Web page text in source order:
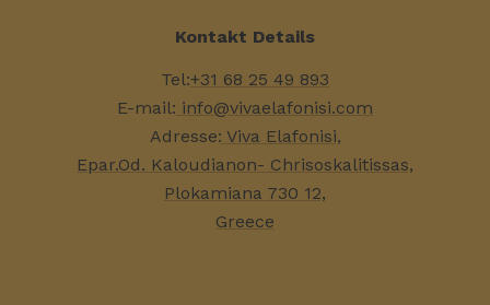
Kontakt Details
Tel:+31 68 25 49 893
E-mail: info@vivaelafonisi.com
Adresse: Viva Elafonisi,
Epar.Od. Kaloudianon- Chrisoskalitissas,
Plokamiana 730 12,
Greece